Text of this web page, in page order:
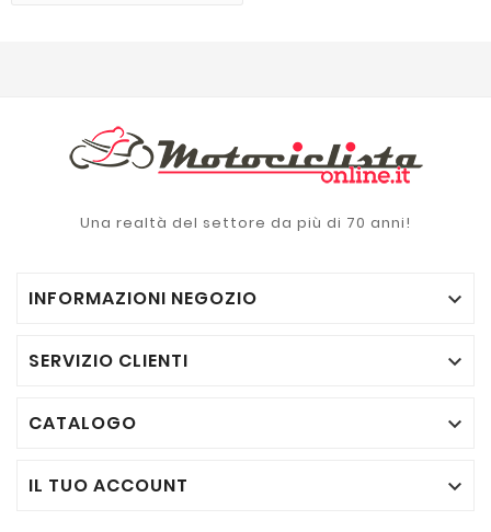
Una realtà del settore da più di 70 anni!
INFORMAZIONI NEGOZIO 
SERVIZIO CLIENTI 
CATALOGO 
IL TUO ACCOUNT 